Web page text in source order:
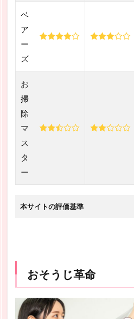
ベ
ア
ー
ズ
お
掃
除
マ
ス
タ
ー
本サイトの評価基準
おそうじ革命